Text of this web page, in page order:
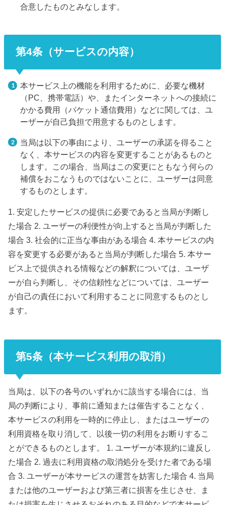
合意したものとみなします。
第4条（サービスの内容）
本サービス上の機能を利用するために、必要な機材
（PC、携帯電話）や、またインターネットへの接続に
かかる費用（パケット通信費用）などに関しては、ユ
ーザーが自己負担で用意するものとします。
当局は以下の事由により、ユーザーの承諾を得ること
なく、本サービスの内容を変更することがあるものと
します。この場合、当局はこの変更にともなう何らの
補償をおこなうものではないことに、ユーザーは同意
するものとします。
1. 安定したサービスの提供に必要であると当局が判断し
た場合 2. ユーザーの利便性が向上すると当局が判断した
場合 3. 社会的に正当な事由がある場合 4. 本サービスの内
容を変更する必要があると当局が判断した場合 5. 本サー
ビス上で提供される情報などの解釈については、ユーザ
ーが自ら判断し、その信頼性などについては、ユーザー
が自己の責任において利用することに同意するものとし
ます。
第5条（本サービス利用の取消）
当局は、以下の各号のいずれかに該当する場合には、当
局の判断により、事前に通知または催告することなく、
本サービスの利用を一時的に停止し、またはユーザーの
利用資格を取り消して、以後一切の利用をお断りするこ
とができるものとします。 1. ユーザーが本規約に違反し
た場合 2. 過去に利用資格の取消処分を受けた者である場
合 3. ユーザーが本サービスの運営を妨害した場合 4. 当局
または他のユーザーおよび第三者に損害を生じさせ、ま